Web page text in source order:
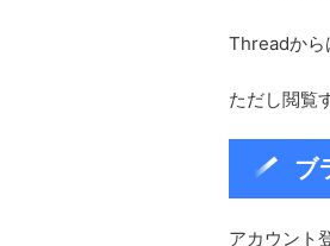
Threadから
ただし閲覧
ブ
アカウント